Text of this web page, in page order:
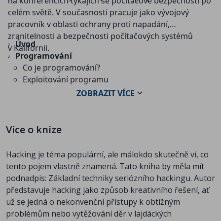
celém světě. V současnosti pracuje jako vývojový
pracovník v oblasti ochrany proti napadání,
zranitelnosti a bezpečnosti počítačových systémů
v Kalifornii.
Úvod
Programování
Co je programování?
Exploitování programu
Obecné exploitovací techniky
Přetečení paměti
Přetečení v segmentech haldy a bss
Formátovací řetězce
Psaní shellkódu
Návrat do libc
Sítě
Co jsou sítě?
ZOBRAZITVÍCE
Více o knize
Hacking je téma populární, ale málokdo skutečně ví, co
tento pojem vlastně znamená. Tato kniha by měla mít
podnadpis: Základní techniky seriózního hackingu. Autor
představuje hacking jako způsob kreativního řešení, ať
už se jedná o nekonvenční přístupy k obtížným
problémům nebo vytěžování děr v lajdáckých